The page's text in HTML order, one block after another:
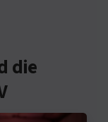
die